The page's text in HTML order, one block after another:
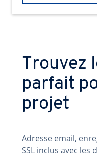
Trouvez
parfait
projet
Adresse email,
SSL inclus avec les